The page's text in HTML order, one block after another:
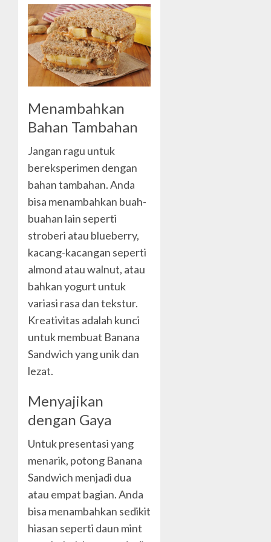
Menambahkan
Bahan Tambahan
Jangan ragu untuk
bereksperimen dengan
bahan tambahan. Anda
bisa menambahkan buah-
buahan lain seperti
stroberi atau blueberry,
kacang-kacangan seperti
almond atau walnut, atau
bahkan yogurt untuk
variasi rasa dan tekstur.
Kreativitas adalah kunci
untuk membuat Banana
Sandwich yang unik dan
lezat.
Menyajikan
dengan Gaya
Untuk presentasi yang
menarik, potong Banana
Sandwich menjadi dua
atau empat bagian. Anda
bisa menambahkan sedikit
hiasan seperti daun mint